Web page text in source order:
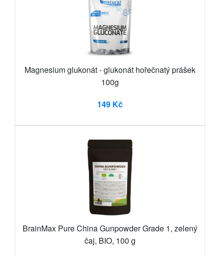
Magnesium glukonát - glukonát hořečnatý prášek
100g
149 Kč
BrainMax Pure China Gunpowder Grade 1, zelený
čaj, BIO, 100 g